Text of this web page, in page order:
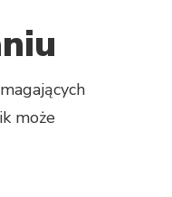
może